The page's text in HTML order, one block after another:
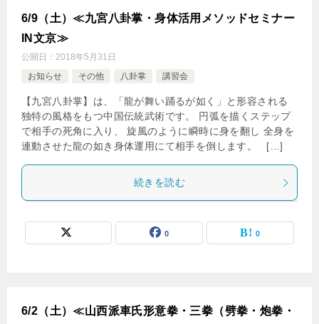
6/9（土）≪九宮八卦掌・身体活用メソッドセミナー
IN文京≫
公開日： 2018年5月31日
お知らせ
その他 八卦掌 講習会
【九宮八卦掌】は、「龍が舞い踊るが如く」と形容される
独特の風格をもつ中国伝統武術です。 円弧を描くステップ
で相手の死角に入り、 旋風のように瞬時に身を翻し 全身を
連動させた龍の如き身体運用にて相手を倒します。 […]
続きを読む
0 0
6/2（土）≪山西派車氏形意拳・三拳（劈拳・炮拳・